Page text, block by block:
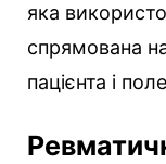
яка
спрямована
пацієнта і